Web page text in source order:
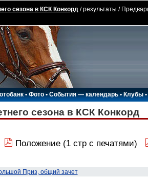
сезона в КСК Конкорд/ результаты /
•Фото•События — календарь•Клубы •
сезона в КСК Конкорд
Положение (1 стр с печатями)
Приз, общий зачет